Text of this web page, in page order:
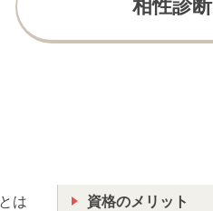
相性診
は 資格のメリット